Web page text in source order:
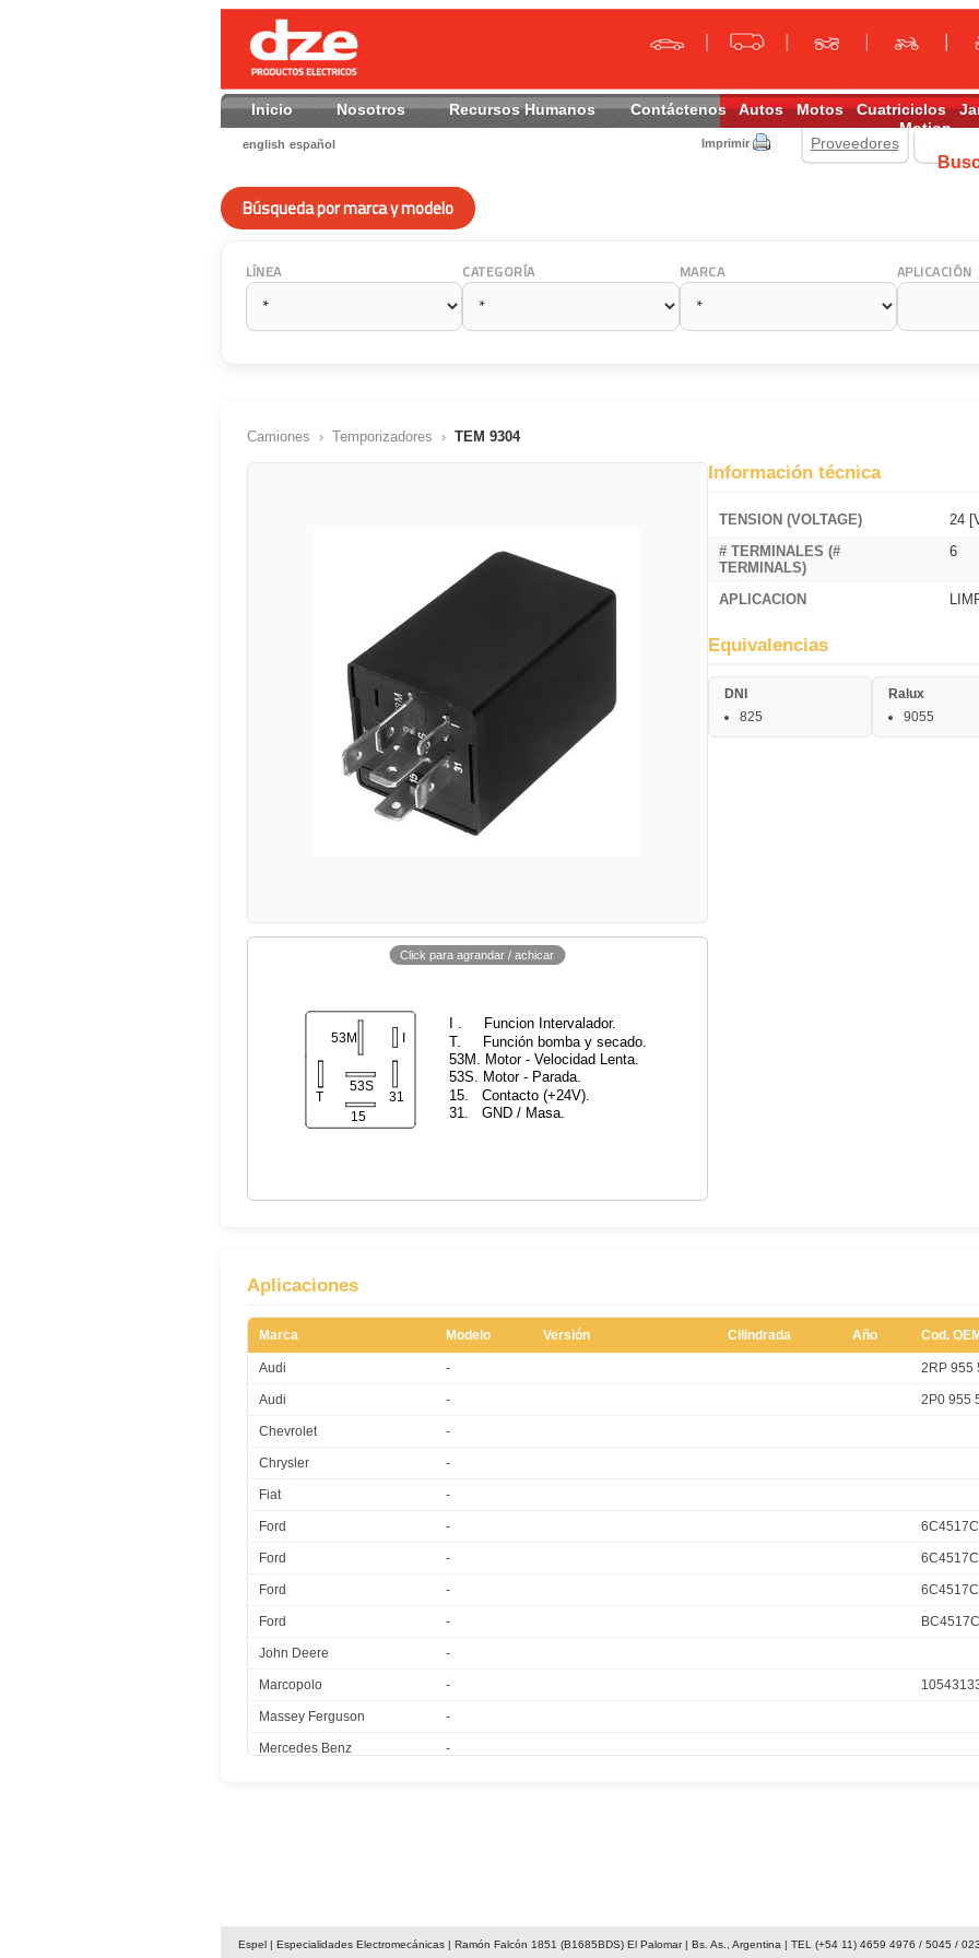
Inicio Nosotros Recursos Humanos Contáctenos Autos Motos Cuatriciclos
Motion
english español Imprimir Proveedores
Búsqueda por marca y modelo
LÍNEA CATEGORÍA MARCA APLICACIÓN
Camiones › Temporizadores › TEM 9304
Click para agrandar / achicar
Información técnica
TENSION (VOLTAGE)
24
# TERMINALES (#
TERMINALS)
6
APLICACION
Equivalencias
DNI
825
Ralux
9055
Aplicaciones
Marca Modelo Versión Cilindrada Año Cod. OEM
Audi - 2RP 955
Audi - 2P0 955
Chevrolet -
Chrysler -
Fiat -
Ford -
Ford -
Ford -
Ford -
John Deere -
Marcopolo -
Massey Ferguson -
Mercedes Benz -
Espel | Especialidades Electromecánicas | Ramón Falcón 1851 (B1685BDS) El Palomar | Bs. As., Argentina | TEL (+54 11) 4659 4976 / 5045 /